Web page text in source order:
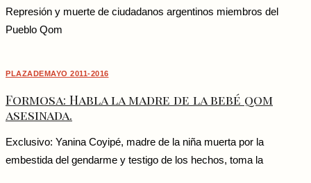
Represión y muerte de ciudadanos argentinos miembros del
Pueblo Qom
PLAZADEMAYO 2011-2016
Formosa: Habla la madre de la bebé qom
asesinada.
Exclusivo: Yanina Coyipé, madre de la niña muerta por la
embestida del gendarme y testigo de los hechos, toma la